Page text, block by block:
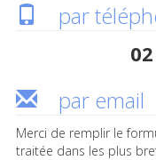
par
par email
Merci de remplir le
traitée dans les plus